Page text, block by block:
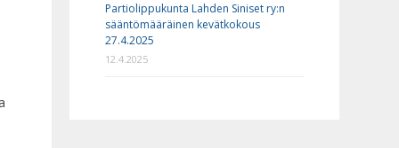
Partiolippukunta Lahden Siniset ry:n
sääntömääräinen kevätkokous
27.4.2025
12.4.2025